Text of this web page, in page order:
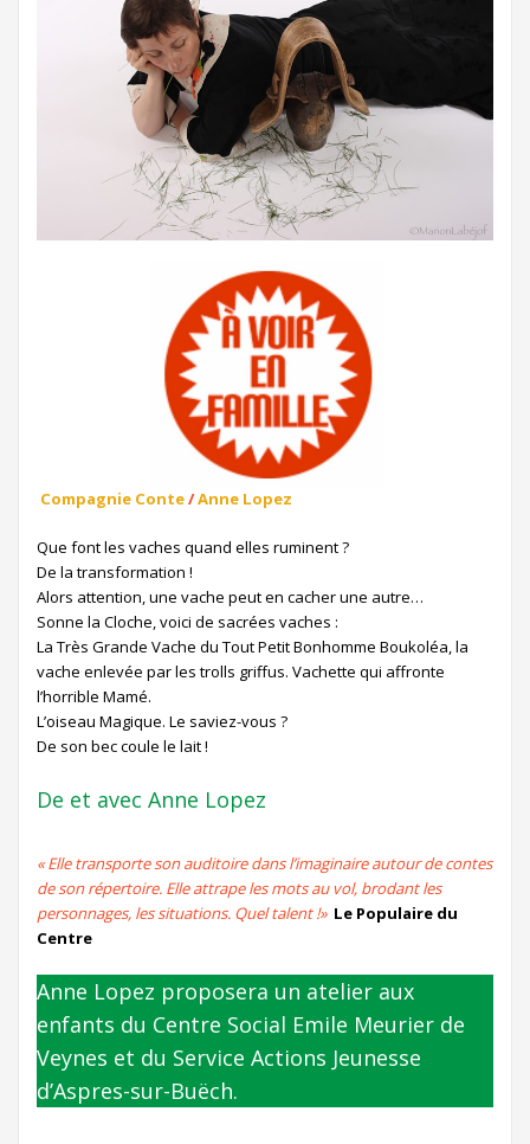
Compagnie Conte/Anne Lopez
Que font les vaches quand elles ruminent ?
De la transformation !
Alors attention, une vache peut en cacher une autre…
Sonne la Cloche, voici de sacrées vaches :
La Très Grande Vache du Tout Petit Bonhomme Boukoléa, la
vache enlevée par les trolls griffus. Vachette qui affronte
l’horrible Mamé.
L’oiseau Magique. Le saviez-vous ?
De son bec coule le lait !
De et avec Anne Lopez
« Elle transporte son auditoire dans l’imaginaire autour de contes
de son répertoire. Elle attrape les mots au vol, brodant les
personnages, les situations. Quel talent !» Le Populaire du
Centre
Anne Lopez proposera un atelier aux
enfants du Centre Social Emile Meurier de
Veynes et du Service Actions Jeunesse
d’Aspres-sur-Buëch.